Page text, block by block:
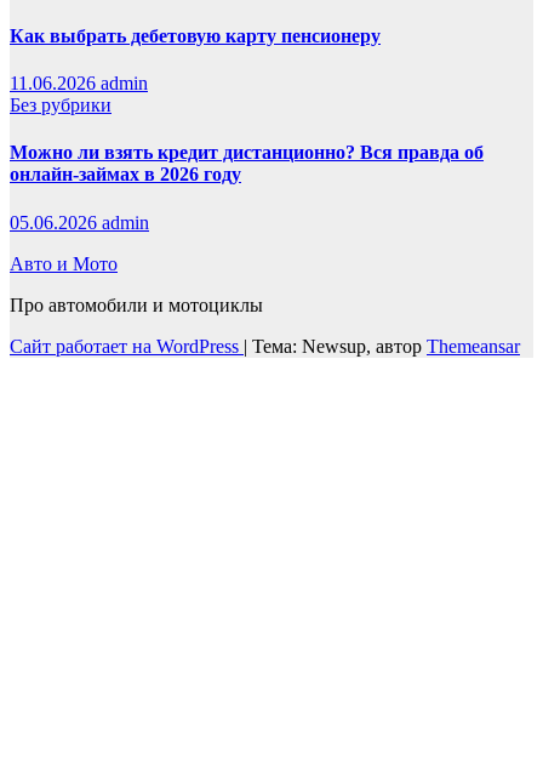
Как выбрать дебетовую карту пенсионеру
11.06.2026 admin
Без рубрики
Можно ли взять кредит дистанционно? Вся правда об
онлайн-займах в 2026 году
05.06.2026 admin
Авто и Мото
Про автомобили и мотоциклы
Сайт работает на WordPress | Тема: Newsup, автор Themeansar